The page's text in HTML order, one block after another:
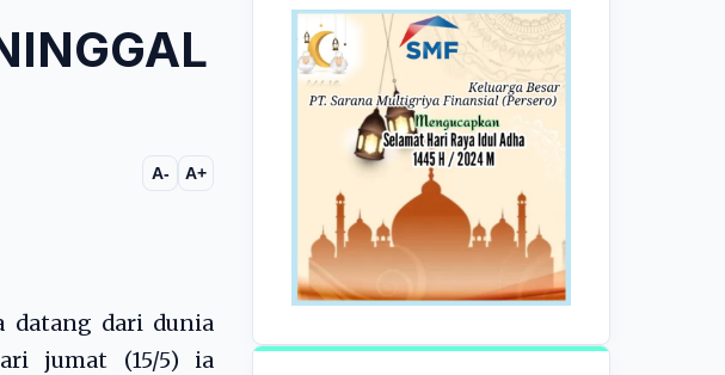
A- A+
dari dunia
jumat (15/5) ia